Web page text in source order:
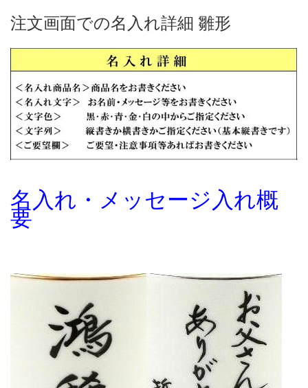
注文画面での名入れ詳細 雛形
名入れ・メッセージ入れ概
要